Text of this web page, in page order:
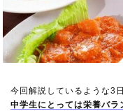
今回解説しているような3
中学生にとっては栄養バ